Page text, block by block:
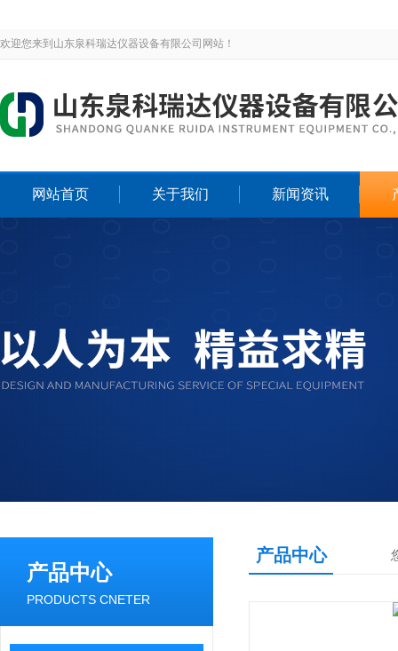
欢迎您来到山东泉科瑞达仪器设备有限公司网站！
网站首页 关于我们 新闻资讯
产品中心
PRODUCTS CNETER
产品中心